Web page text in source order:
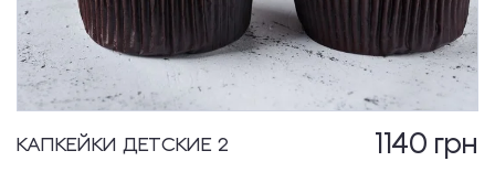
КАПКЕЙКИ ДЕТСКИЕ 2 1140 грн